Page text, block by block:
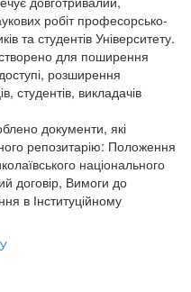
робіт професорсько-
та студентів Університету.
для поширення
розширення
студентів, викладачів
документи, які
репозитарію: Положення
національного
договір, Вимоги до
в Інституційному